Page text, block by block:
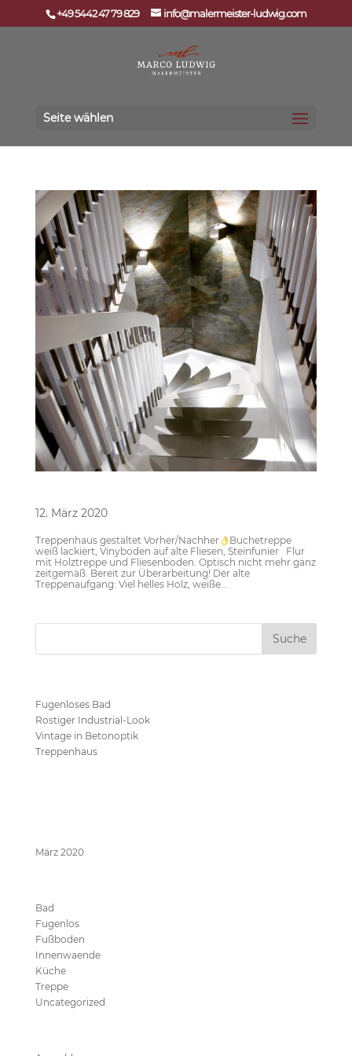
+49 5442 47 79 829 info@malermeister-ludwig.com
Seite wählen
12. März 2020
Treppenhaus gestaltet Vorher/Nachher
Buchetreppe
weiß lackiert, Vinyboden auf alte Fliesen, Steinfunier Flur
mit Holztreppe und Fliesenboden. Optisch nicht mehr ganz
zeitgemäß. Bereit zur Überarbeitung! Der alte
Treppenaufgang: Viel helles Holz, weiße...
Fugenloses Bad
Rostiger Industrial-Look
Vintage in Betonoptik
Treppenhaus
März 2020
Bad
Fugenlos
Fußboden
Innenwaende
Küche
Treppe
Uncategorized